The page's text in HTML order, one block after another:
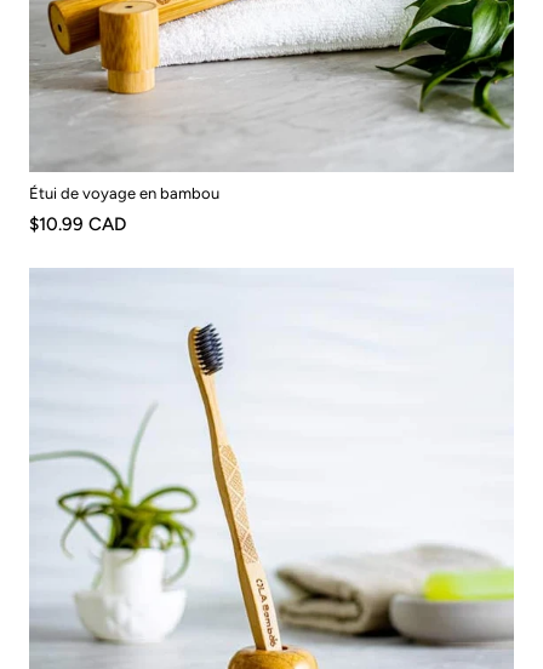
Étui de voyage en bambou
$10.99 CAD